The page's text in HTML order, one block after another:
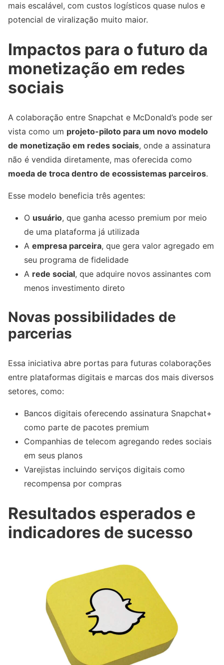
mais escalável, com custos logísticos quase nulos e
potencial de viralização muito maior.
Impactos para o futuro da
monetização em redes
sociais
A colaboração entre Snapchat e McDonald’s pode ser
vista como um projeto-piloto para um novo modelo
de monetização em redes sociais, onde a assinatura
não é vendida diretamente, mas oferecida como
moeda de troca dentro de ecossistemas parceiros.
Esse modelo beneficia três agentes:
O usuário, que ganha acesso premium por meio
de uma plataforma já utilizada
A empresa parceira, que gera valor agregado em
seu programa de fidelidade
A rede social, que adquire novos assinantes com
menos investimento direto
Novas possibilidades de
parcerias
Essa iniciativa abre portas para futuras colaborações
entre plataformas digitais e marcas dos mais diversos
setores, como:
Bancos digitais oferecendo assinatura Snapchat+
como parte de pacotes premium
Companhias de telecom agregando redes sociais
em seus planos
Varejistas incluindo serviços digitais como
recompensa por compras
Resultados esperados e
indicadores de sucesso